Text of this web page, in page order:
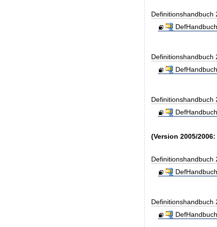
Definitionshandbuch
Definitionshandbuch
Definitionshandbuch
(Version 2005/
Definitionshandbuch
Definitionshandbuch